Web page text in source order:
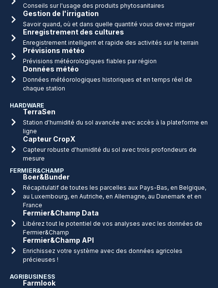
Conseils sur l'usage des produits phytosanitaires
Gestion de l'irrigation
Savoir quand, où et dans quelle quantité vous devez irriguer
Enregistrement des cultures
Enregistrement intelligent et rapide des activités sur le terrain
Prévisions météo
Prévisions météorologiques fiables par région
Données météo
Données météorologiques historiques et en temps réel de
chaque station
HARDWARE
TerraSen
Station d'humidité du sol avancée avec accès à la plateforme en
ligne
Capteur CropX
Capteur robuste d'humidité du sol avec trois profondeurs de
mesure
FERMIER&CHAMP
Boer&Bunder
Récapitulatif de toutes les parcelles aux Pays-Bas, en Belgique,
au Luxembourg, en Autriche, en Allemagne, au Danemark et en
France
Fermier&Champ Data
Libérez tout le potentiel de vos analyses avec les données de
Fermier&Champ
Fermier&Champ API
Enrichissez votre système avec des données agricoles
précieuses !
AGRIBUSINESS
Farmlook